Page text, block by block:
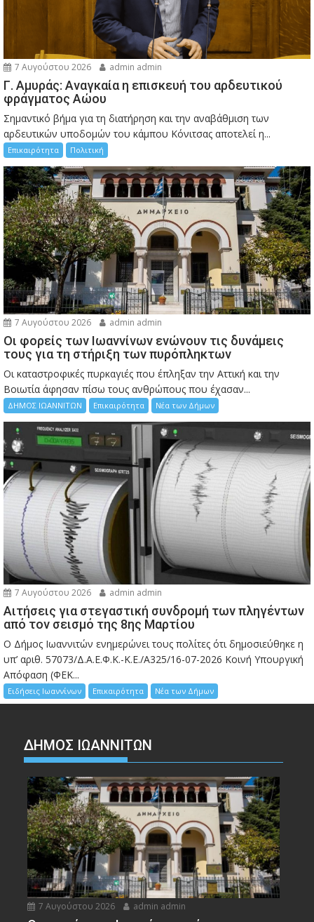
7 Αυγούστου 2026 admin admin
Γ. Αμυράς: Αναγκαία η επισκευή του αρδευτικού
φράγματος Αώου
Σημαντικό βήμα για τη διατήρηση και την αναβάθμιση των
αρδευτικών υποδομών του κάμπου Κόνιτσας αποτελεί η...
Επικαιρότητα Πολιτική
7 Αυγούστου 2026 admin admin
Οι φορείς των Ιωαννίνων ενώνουν τις δυνάμεις
τους για τη στήριξη των πυρόπληκτων
Οι καταστροφικές πυρκαγιές που έπληξαν την Αττική και την
Bοιωτία άφησαν πίσω τους ανθρώπους που έχασαν...
ΔΗΜΟΣ ΙΩΑΝΝΙΤΩΝ Επικαιρότητα Νέα των Δήμων
7 Αυγούστου 2026 admin admin
Αιτήσεις για στεγαστική συνδρομή των πληγέντων
από τον σεισμό της 8ης Μαρτίου
Ο Δήμος Ιωαννιτών ενημερώνει τους πολίτες ότι δημοσιεύθηκε η
υπ’ αριθ. 57073/Δ.Α.Ε.Φ.Κ.-Κ.Ε./Α325/16-07-2026 Κοινή Υπουργική
Απόφαση (ΦΕΚ...
Ειδήσεις Ιωαννίνων Επικαιρότητα Νέα των Δήμων
ΔΗΜΟΣ ΙΩΑΝΝΙΤΩΝ
7 Αυγούστου 2026 admin admin